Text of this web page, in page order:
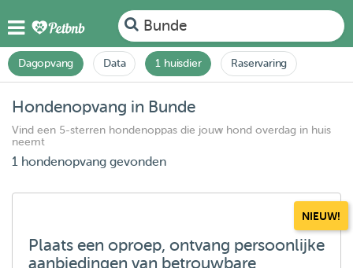
Bunde
Dagopvang Data 1 huisdier Raservaring
Hondenopvang in Bunde
Vind een 5-sterren hondenoppas die jouw hond overdag in huis
neemt
1 hondenopvang gevonden
NIEUW!
Plaats een oproep, ontvang persoonlijke
aanbiedingen van betrouwbare